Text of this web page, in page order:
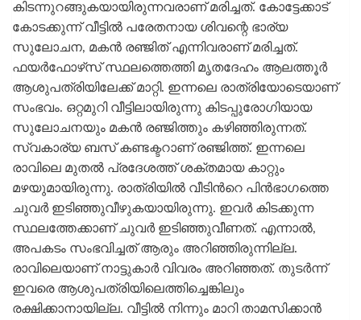
കിടന്നുറങ്ങുകയായിരുന്നവരാണ് മരിച്ചത്. കോട്ടേക്കാട്
കോടക്കുന്ന് വീട്ടിൽ പരേതനായ ശിവന്റെ ഭാര്യ
സുലോചന, മകൻ രഞ്ജിത് എന്നിവരാണ് മരിച്ചത്.
ഫയർഫോഴ്‌സ് സ്ഥലത്തെത്തി മൃതദേഹം ആലത്തൂർ
ആശുപത്രിയിലേക്ക് മാറ്റി. ഇന്നലെ രാത്രിയോടെയാണ്
സംഭവം. ഒറ്റമുറി വീട്ടിലായിരുന്നു കിടപ്പുരോഗിയായ
സുലോചനയും മകൻ രഞ്ജിത്തും കഴിഞ്ഞിരുന്നത്.
സ്വകാര്യ ബസ് കണ്ടക്ടറാണ് രഞ്ജിത്ത്. ഇന്നലെ
രാവിലെ മുതല്‍ പ്രദേശത്ത് ശക്തമായ കാറ്റും
മഴയുമായിരുന്നു. രാത്രിയില്‍ വീടിന്‍റെ പിന്‍ഭാഗത്തെ
ചുവര്‍ ഇടിഞ്ഞുവീഴുകയായിരുന്നു. ഇവര്‍ കിടക്കുന്ന
സ്ഥലത്തേക്കാണ് ചുവര്‍ ഇടിഞ്ഞുവീണത്. എന്നാല്‍,
അപകടം സംഭവിച്ചത് ആരും അറിഞ്ഞിരുന്നില്ല.
രാവിലെയാണ് നാട്ടുകാര്‍ വിവരം അറിഞ്ഞത്. തുടര്‍ന്ന്
ഇവരെ ആശുപത്രിയിലെത്തിച്ചെങ്കിലും
രക്ഷിക്കാനായില്ല. വീട്ടില്‍ നിന്നും മാറി താമസിക്കാൻ